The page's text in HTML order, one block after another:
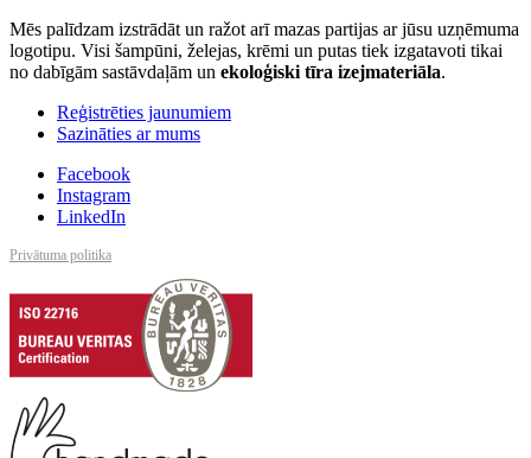
Mēs palīdzam izstrādāt un ražot arī mazas partijas ar jūsu uzņēmuma
logotipu. Visi šampūni, želejas, krēmi un putas tiek izgatavoti tikai
no dabīgām sastāvdaļām un ekoloģiski tīra izejmateriāla.
Reģistrēties jaunumiem
Sazināties ar mums
Facebook
Instagram
LinkedIn
Privātuma politika